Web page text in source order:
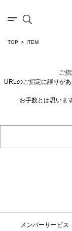
TOP ITEM
ご
URLのご指定に誤りが
お手数とは思いま
メンバーサービス